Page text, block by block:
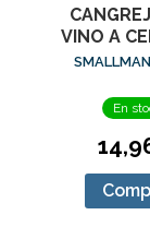
VINO A
(LA
En